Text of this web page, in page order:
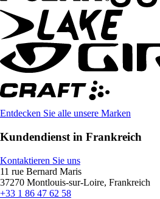
Entdecken Sie alle unsere Marken
Kundendienst in Frankreich
Kontaktieren Sie uns
11 rue Bernard Maris
37270 Montlouis-sur-Loire, Frankreich
+33 1 86 47 62 58